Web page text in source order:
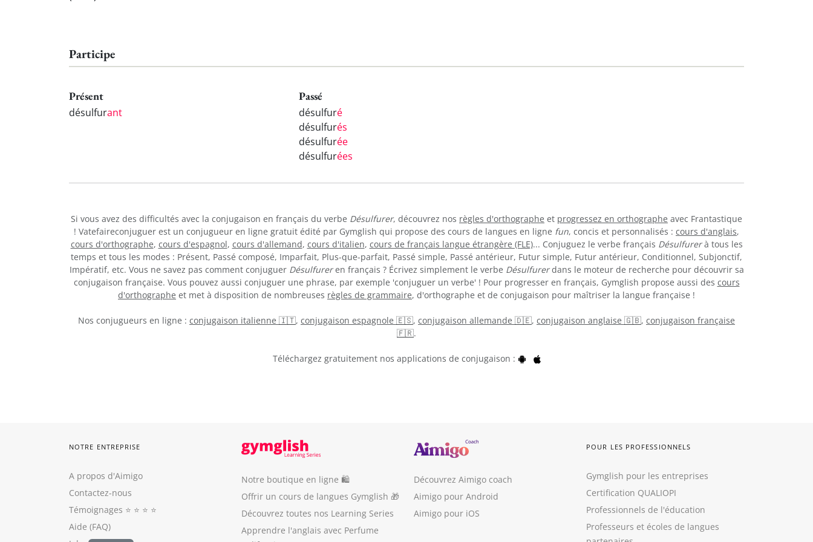
Participe
Présent
désulfurant
Passé
désulfuré
désulfurés
désulfurée
désulfurées
Si vous avez des difficultés avec la conjugaison en français du verbe Désulfurer, découvrez nos règles d'orthographe et progressez en orthographe avec Frantastique
! Vatefaireconjuguer est un conjugueur en ligne gratuit édité par Gymglish qui propose des cours de langues en ligne fun, concis et personnalisés : cours d'anglais,
cours d'orthographe, cours d'espagnol, cours d'allemand, cours d'italien, cours de français langue étrangère (FLE)... Conjuguez le verbe français Désulfurerà tous les
temps et tous les modes : Présent, Passé composé, Imparfait, Plus-que-parfait, Passé simple, Passé antérieur, Futur simple, Futur antérieur, Conditionnel, Subjonctif,
Impératif, etc. Vous ne savez pas comment conjuguer Désulfureren français ? Écrivez simplement le verbe Désulfurerdans le moteur de recherche pour découvrir sa
conjugaison française. Vous pouvez aussi conjuguer une phrase, par exemple 'conjuguer un verbe' ! Pour progresser en français, Gymglish propose aussi des cours
d'orthographe et met à disposition de nombreuses règles de grammaire, d'orthographe et de conjugaison pour maîtriser la langue française !
Nos conjugueurs en ligne : conjugaison italienne 🇮🇹, conjugaison espagnole 🇪🇸, conjugaison allemande 🇩🇪, conjugaison anglaise 🇬🇧, conjugaison française
🇫🇷.
Téléchargez gratuitement nos applications de conjugaison :
NOTRE ENTREPRISE
A propos d'Aimigo
Contactez-nous
Témoignages ⭐️ ⭐️ ⭐️ ⭐️
Aide (FAQ)
Notre boutique en ligne 🛍
Offrir un cours de langues Gymglish 🎁
Découvrez toutes nos Learning Series
Apprendre l'anglais avec Perfume
Découvrez Aimigo coach
Aimigo pour Android
Aimigo pour iOS
POUR LES PROFESSIONNELS
Gymglish pour les entreprises
Certification QUALIOPI
Professionnels de l'éducation
Professeurs et écoles de langues